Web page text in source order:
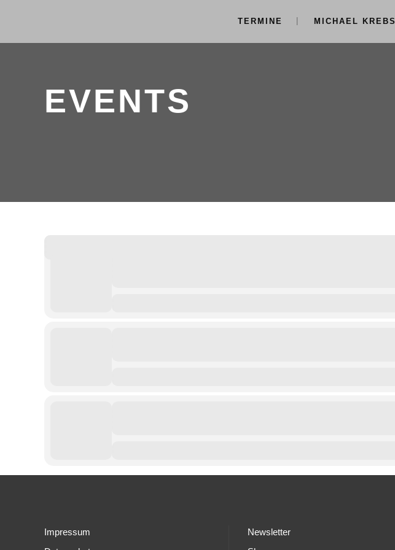
TERMINE MICHAEL KREBS
EVENTS
Impressum
Newsletter